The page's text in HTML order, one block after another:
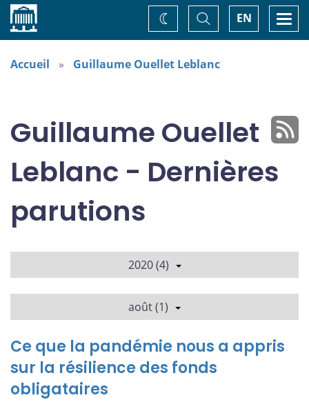
Accueil EN
Basculer
la
recherche
Changez
de
thème
Accueil Guillaume Ouellet Leblanc
Guillaume Ouellet
Leblanc - Dernières
parutions
2020 (4)
août (1)
Ce que la pandémie nous a appris
sur la résilience des fonds
obligataires